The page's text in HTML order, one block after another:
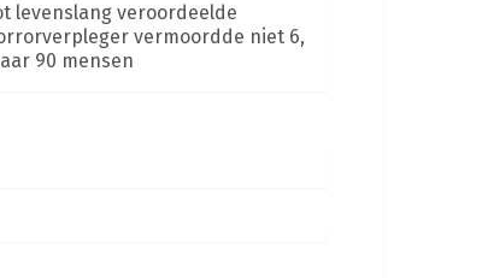
levenslang veroordeelde
vermoordde niet 6,
90 mensen